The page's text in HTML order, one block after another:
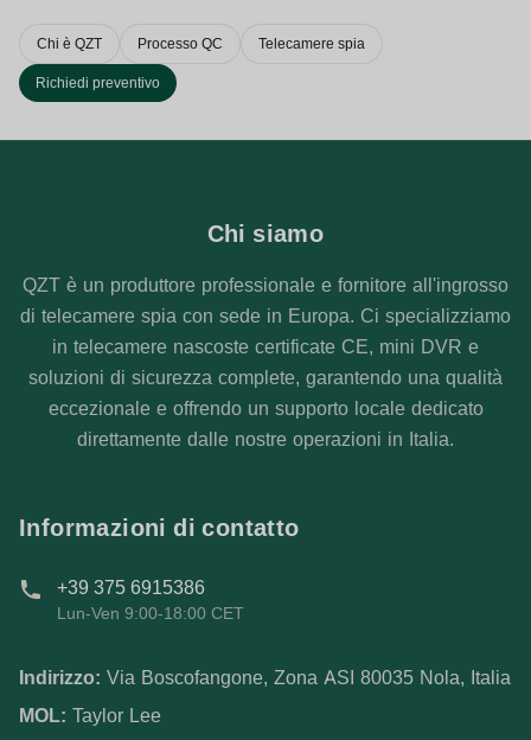
Chi è QZT Processo QC Telecamere spia
Richiedi preventivo
Chi siamo
QZT è un produttore professionale e fornitore all'ingrosso
di telecamere spia con sede in Europa. Ci specializziamo
in telecamere nascoste certificate CE, mini DVR e
soluzioni di sicurezza complete, garantendo una qualità
eccezionale e offrendo un supporto locale dedicato
direttamente dalle nostre operazioni in Italia.
Informazioni di contatto
+39 375 6915386
Lun-Ven 9:00-18:00 CET
Indirizzo: Via Boscofangone, Zona ASI 80035 Nola, Italia
MOL: Taylor Lee